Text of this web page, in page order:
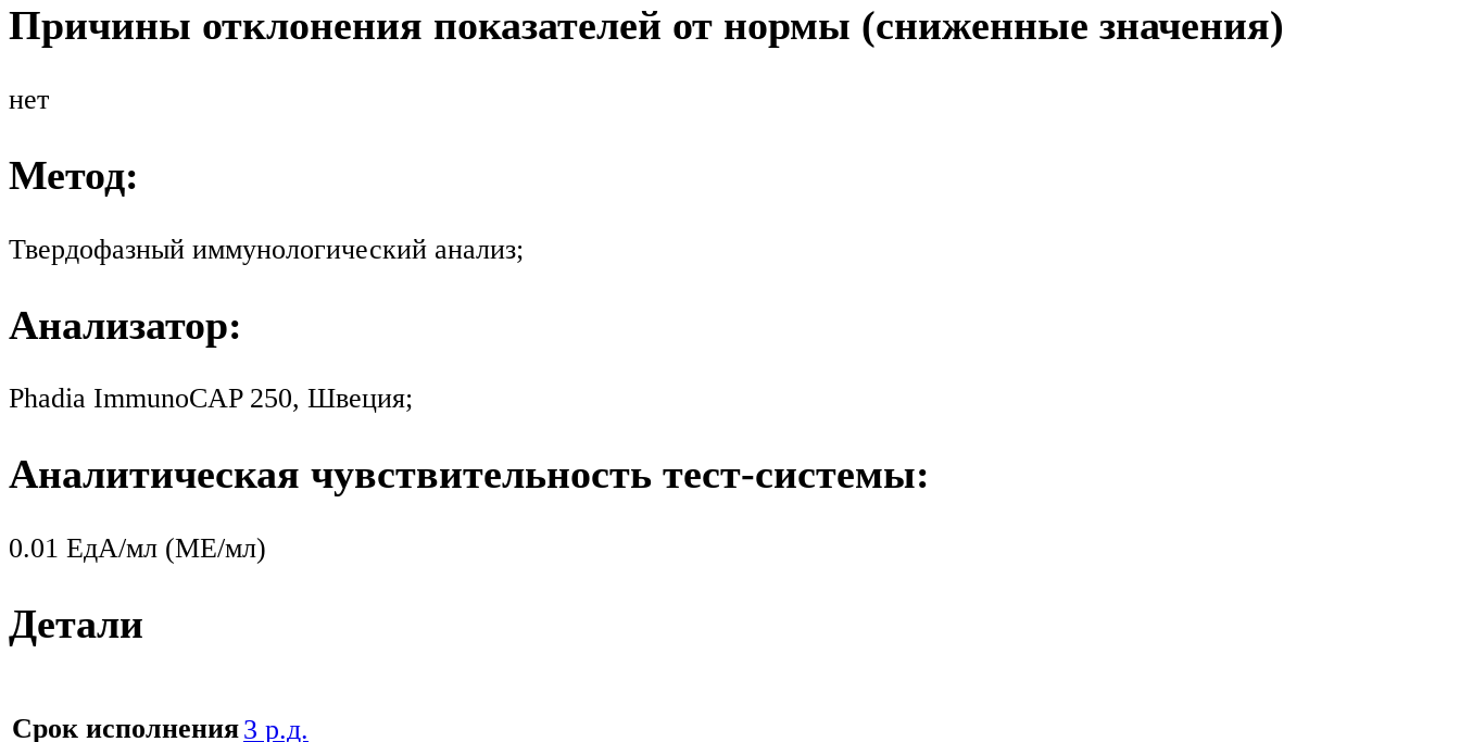
Причины отклонения показателей от нормы (сниженные значения)
нет
Метод:
Твердофазный иммунологический анализ;
Анализатор:
Phadia ImmunoCAP 250, Швеция;
Аналитическая чувствительность тест-системы:
0.01 ЕдА/мл (МЕ/мл)
Детали
Срок исполнения3 р.д.